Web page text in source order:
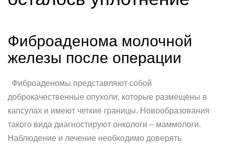
Фиброаденома молочной
железы после операции
Фиброаденомы представляют собой
доброкачественные опухоли, которые размещены в
капсулах и имеют четкие границы. Новообразования
такого вида диагностируют онкологи – маммологи.
Наблюдение и лечение необходимо доверять